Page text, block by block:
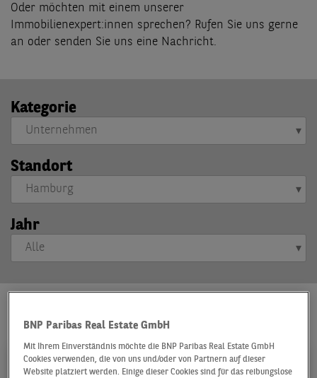
Oder möchten mit einem unserer
Immobilienexpert:innen sprechen? Rufen Sie uns gerne
an oder senden Sie uns eine Nachricht.
Kategorie
Standort
Jahr
BNP Paribas Real Estate GmbH
Mit Ihrem Einverständnis möchte die BNP Paribas Real Estate GmbH
Cookies verwenden, die von uns und/oder von Partnern auf dieser
Website platziert werden. Einige dieser Cookies sind für das reibungslose